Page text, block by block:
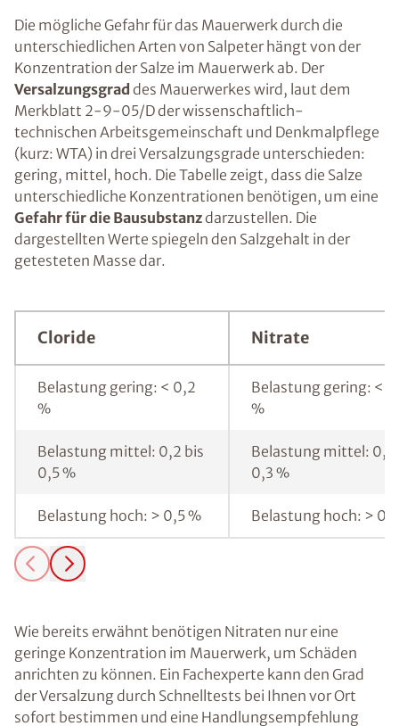
Die mögliche Gefahr für das Mauerwerk durch die
unterschiedlichen Arten von Salpeter hängt von der
Konzentration der Salze im Mauerwerk ab. Der
Versalzungsgrad des Mauerwerkes wird, laut dem
Merkblatt 2-9-05/D der wissenschaftlich-
technischen Arbeitsgemeinschaft und Denkmalpflege
(kurz: WTA) in drei Versalzungsgrade unterschieden:
gering, mittel, hoch. Die Tabelle zeigt, dass die Salze
unterschiedliche Konzentrationen benötigen, um eine
Gefahr für die Bausubstanzdarzustellen. Die
dargestellten Werte spiegeln den Salzgehalt in der
getesteten Masse dar.
Cloride Nitrate
Belastung gering: < 0,2
%
Belastung gering: <
%
Belastung mittel: 0,2 bis
0,5 %
Belastung mittel: 0,1
0,3 %
Belastung hoch: > 0,5 % Belastung hoch: >
Wie bereits erwähnt benötigen Nitraten nur eine
geringe Konzentration im Mauerwerk, um Schäden
anrichten zu können. Ein Fachexperte kann den Grad
der Versalzung durch Schnelltests bei Ihnen vor Ort
sofort bestimmen und eine Handlungsempfehlung